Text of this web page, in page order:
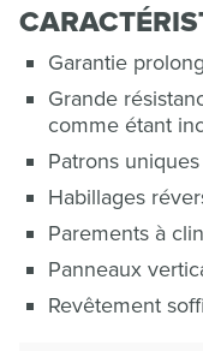
Garantie
Grande
comme étant
Patrons uniques
Habillages
Parements à
Panneaux
Revêtement